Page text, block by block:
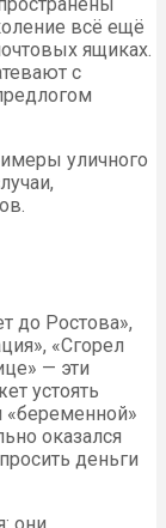
всё ещё
ящиках.
с
уличного
до Ростова»,
«Сгорел
— эти
устоять
оказался
деньги